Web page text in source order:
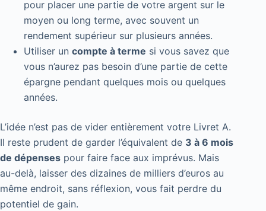
pour placer une partie de votre argent sur le
moyen ou long terme, avec souvent un
rendement supérieur sur plusieurs années.
Utiliser un compte à terme si vous savez que
vous n’aurez pas besoin d’une partie de cette
épargne pendant quelques mois ou quelques
années.
L’idée n’est pas de vider entièrement votre Livret A.
Il reste prudent de garder l’équivalent de 3 à 6 mois
de dépenses pour faire face aux imprévus. Mais
au-delà, laisser des dizaines de milliers d’euros au
même endroit, sans réflexion, vous fait perdre du
potentiel de gain.